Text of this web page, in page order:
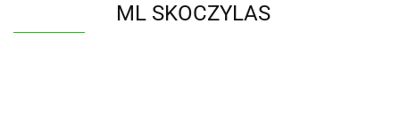
ML SKOCZYLAS